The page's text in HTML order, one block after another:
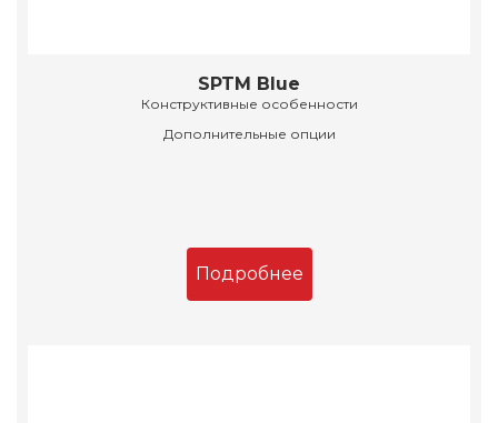
SPTM Blue
Конструктивные особенности
Дополнительные опции
Подробнее